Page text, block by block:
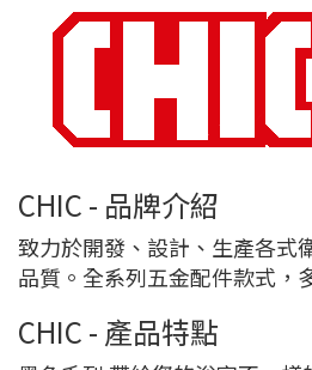
CHIC - 品牌介紹
致力於開發、設計、生產各式
品質。全系列五金配件款式，
CHIC - 產品特點